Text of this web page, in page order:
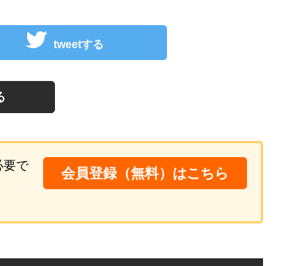
tweetする
要で
会員登録（無料）はこちら